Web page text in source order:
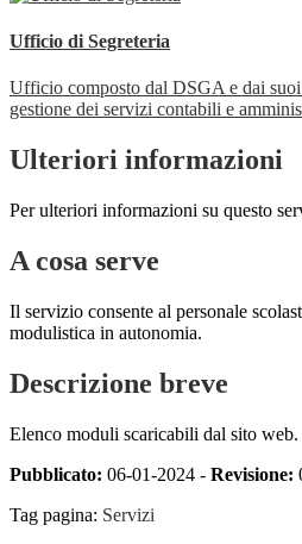
Ufficio di Segreteria
Ufficio composto dal DSGA e dai
gestione dei servizi contabili e
Ulteriori informazioni
Per ulteriori informazioni su questo
A cosa serve
Il servizio consente al personale
modulistica in autonomia.
Descrizione breve
Elenco moduli scaricabili dal sito web.
Pubblicato: 06-01-2024 - Revisione:
Tag pagina: Servizi